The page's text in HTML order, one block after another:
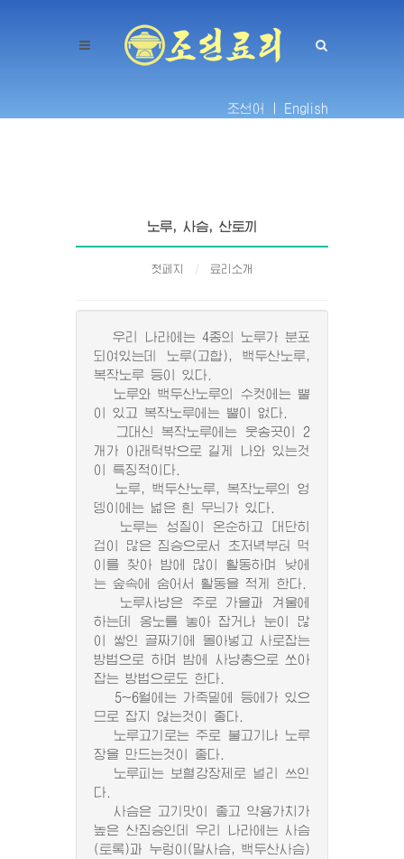
조선어 | English
노루, 사슴, 산토끼
첫페지 료리소개
우리 나라에는 4종의 노루가 분포
되여있는데 노루(고합), 백두산노루,
복작노루 등이 있다.
노루와 백두산노루의 수컷에는 뿔
이 있고 복작노루에는 뿔이 없다.
그대신 복작노루에는 웃송곳이 2
개가 아래턱밖으로 길게 나와 있는것
이 특징적이다.
노루, 백두산노루, 복작노루의 엉
뎅이에는 넓은 흰 무늬가 있다.
노루는 성질이 온순하고 대단히
겁이 많은 짐승으로서 초저녁부터 먹
이를 찾아 밤에 많이 활동하며 낮에
는 숲속에 숨어서 활동을 적게 한다.
노루사냥은 주로 가을과 겨울에
하는데 옹노를 놓아 잡거나 눈이 많
이 쌓인 골짜기에 몰아넣고 사로잡는
방법으로 하며 밤에 사냥총으로 쏘아
잡는 방법으로도 한다.
5~6월에는 가죽밑에 등에가 있으
므로 잡지 않는것이 좋다.
노루고기로는 주로 불고기나 노루
장을 만드는것이 좋다.
노루피는 보혈강장제로 널리 쓰인
다.
사슴은 고기맛이 좋고 약용가치가
높은 산짐승인데 우리 나라에는 사슴
(토록)과 누렁이(말사슴, 백두산사슴)